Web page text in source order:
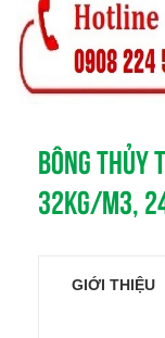
BÔNG THỦY
32KG/M3,
GIỚI THIỆU